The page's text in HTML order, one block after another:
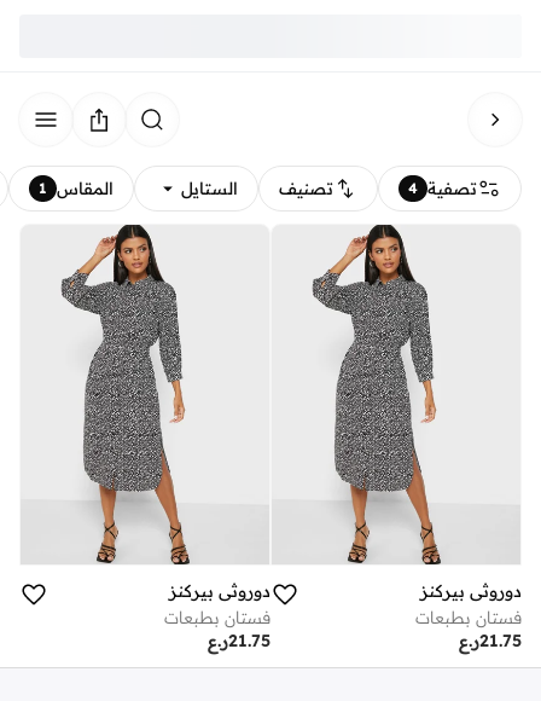
تصفية 4 تصنيف الستايل المقاس 1
دوروثي بيركنز
فستان بطبعات
ر.ع21.75
دوروثي بيركنز
فستان بطبعات
ر.ع21.75